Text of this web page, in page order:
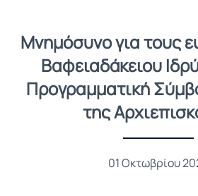
Μνημόσυνο για τους
Βαφειαδάκειου
Προγραμματική
της
01 Οκτωβρίου